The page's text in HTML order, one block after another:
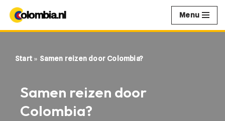
de
Menu
Start » Samen reizen door Colombia?
Samen reizen door
Colombia?